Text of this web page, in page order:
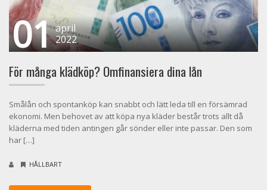
01 april
2022
För många klädköp? Omfinansiera dina lån
Smålån och spontanköp kan snabbt och lätt leda till en försämrad
ekonomi. Men behovet av att köpa nya kläder består trots allt då
kläderna med tiden antingen går sönder eller inte passar. Den som
har […]
HÅLLBART